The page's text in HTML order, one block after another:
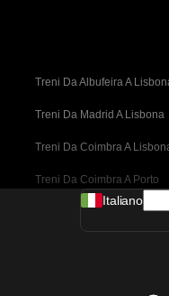
Treni Da Albufeira A
Treni Da Madrid A Lisbona
Treni Da Coimbra A
Treni Da Coimbra A Porto
Treni Da Valencia A
Italiano